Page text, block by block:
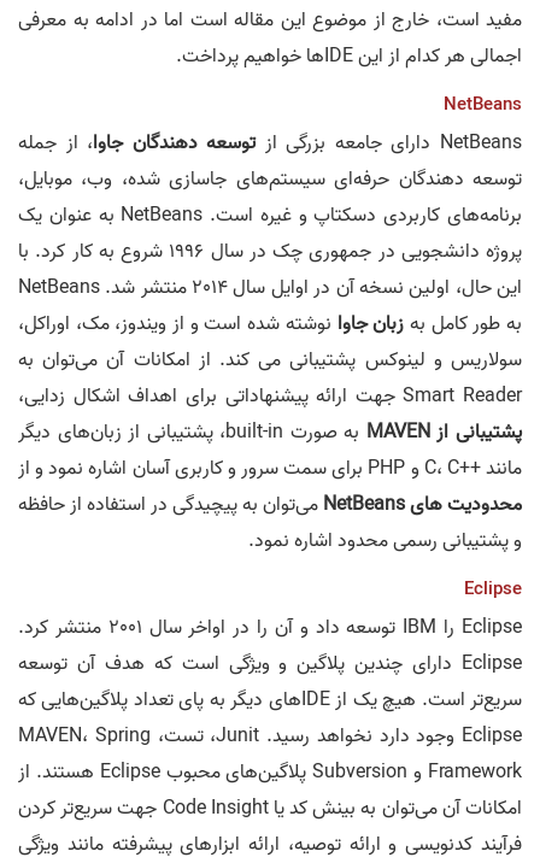
مفید است، خارج از موضوع این مقاله است اما در ادامه به معرفی
اجمالی هر کدام از این IDE‌ها خواهیم پرداخت.
NetBeans
NetBeans دارای جامعه بزرگی از توسعه دهندگان جاوا، از جمله
توسعه دهندگان حرفه‌ای سیستم‌های جاسازی شده، وب، موبایل،
برنامه‌های کاربردی دسکتاپ و غیره است. NetBeans به عنوان یک
پروژه دانشجویی در جمهوری چک در سال 1996 شروع به کار کرد. با
این حال، اولین نسخه آن در اوایل سال 2014 منتشر شد. NetBeans
به طور کامل بهزبان جاوا نوشته شده است و از ویندوز، مک، اوراکل،
سولاریس و لینوکس پشتیبانی می کند. از امکانات آن می‌توان به
Smart Reader جهت ارائه پیشنهاداتی برای اهداف اشکال زدایی،
پشتیبانی از MAVEN
به صورت built-in، پشتیبانی از زبان‌های دیگر
مانند ++C، C و PHP برای سمت سرور و کاربری آسان اشاره نمود و از
محدودیت های NetBeans
می‌توان به پیچیدگی در استفاده از حافظه
و پشتیبانی رسمی محدود اشاره نمود.
Eclipse
Eclipse را IBM توسعه داد و آن را در اواخر سال 2001 منتشر کرد.
Eclipse دارای چندین پلاگین و ویژگی است که هدف آن توسعه
سریع‌تر است. هیچ یک از IDE‌های دیگر به پای تعداد پلاگین‌هایی که
Eclipse وجود دارد نخواهد رسید. Junit، تست، MAVEN، Spring
Framework و Subversion پلاگین‌های محبوب Eclipse هستند. از
امکانات آن می‌توان به بینش کد یا Code Insight جهت سریع‌تر کردن
فرآیند کدنویسی و ارائه توصیه، ارائه ابزارهای پیشرفته مانند ویژگی